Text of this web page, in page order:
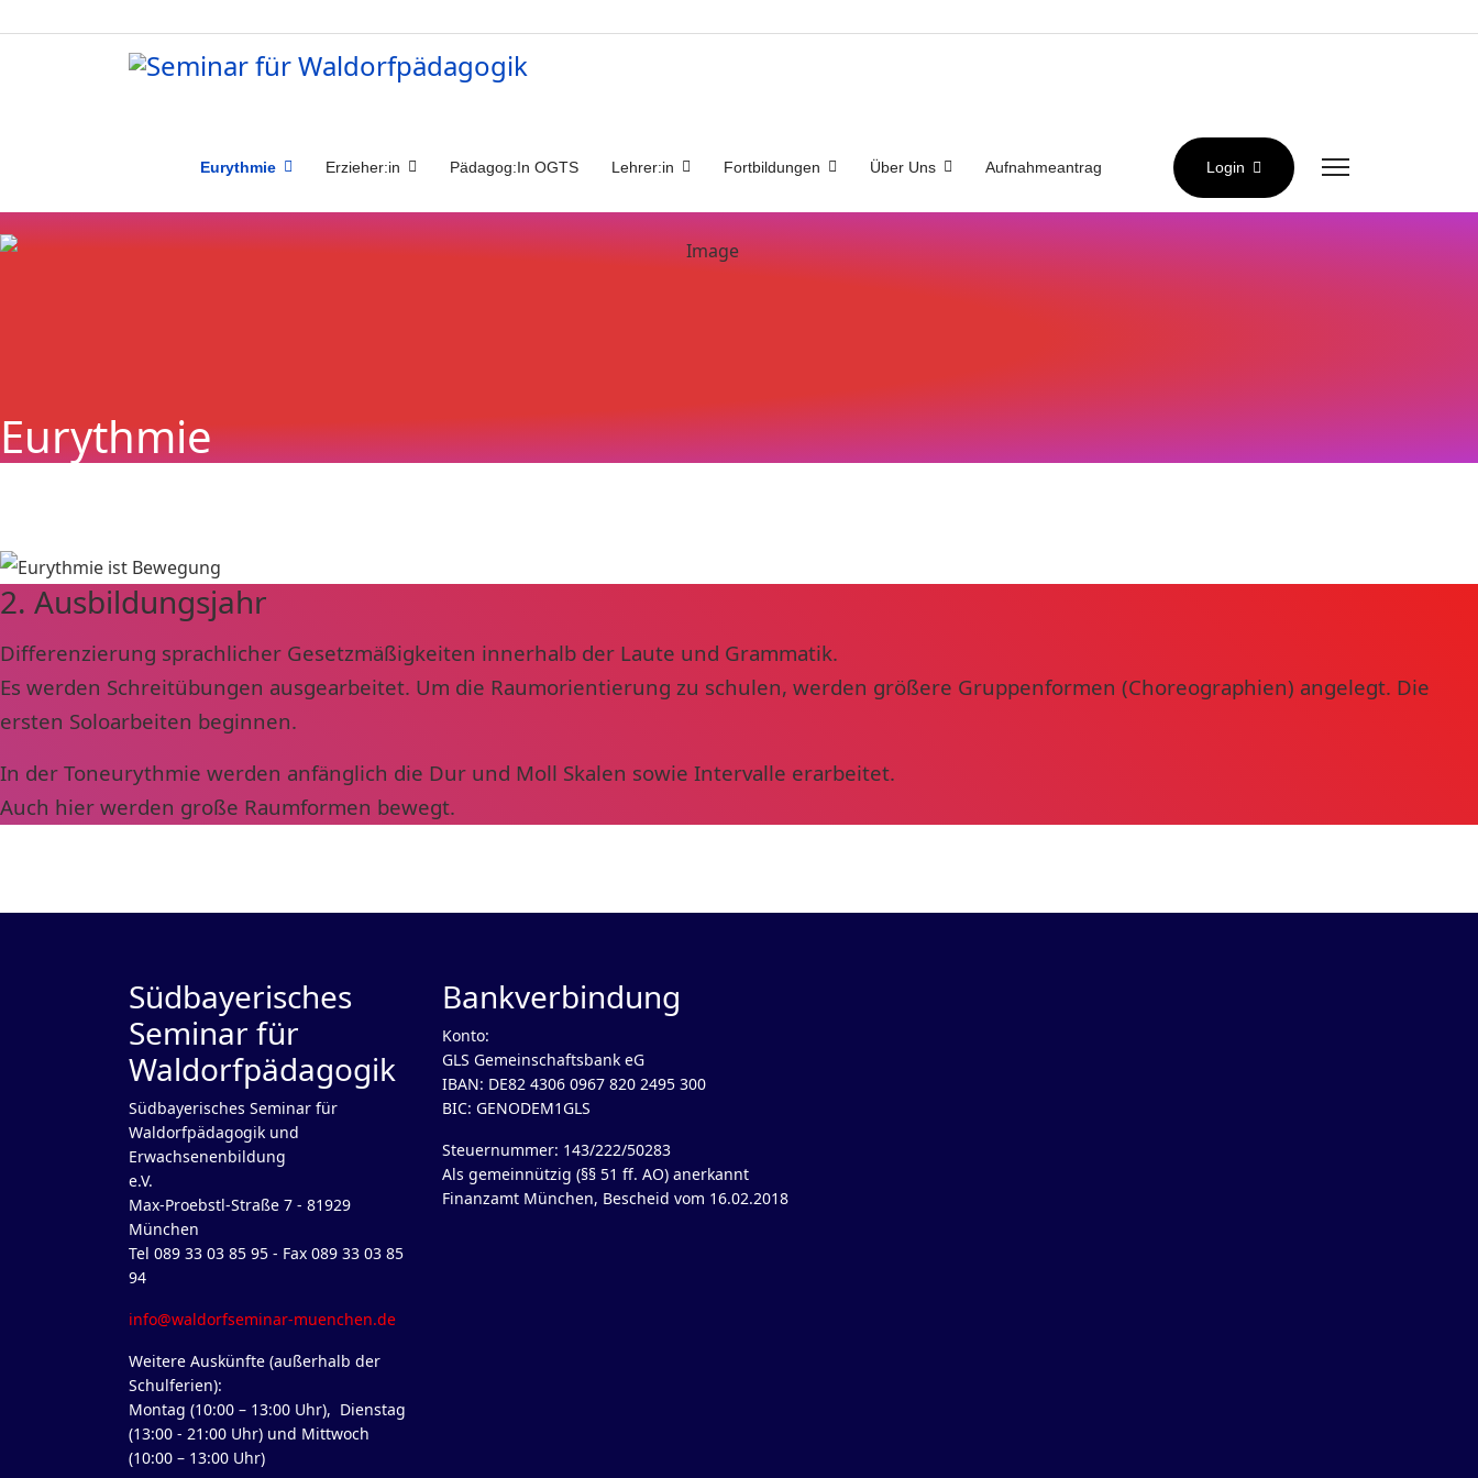
Eurythmie Erzieher:in Pädagog:In OGTS Lehrer:in Fortbildungen Über Uns Aufnahmeantrag Login
Eurythmie
2. Ausbildungsjahr
Differenzierung sprachlicher Gesetzmäßigkeiten innerhalb der Laute und Grammatik.
Es werden Schreitübungen ausgearbeitet. Um die Raumorientierung zu schulen, werden größere Gruppenformen (Choreographien) angelegt. Die
ersten Soloarbeiten beginnen.
In der Toneurythmie werden anfänglich die Dur und Moll Skalen sowie Intervalle erarbeitet.
Auch hier werden große Raumformen bewegt.
Südbayerisches
Seminar für
Waldorfpädagogik
Südbayerisches Seminar für
Waldorfpädagogik und
Erwachsenenbildung
e.V.
Max-Proebstl-Straße 7 - 81929
München
Tel 089 33 03 85 95 - Fax 089 33 03 85
94
info@waldorfseminar-muenchen.de
Weitere Auskünfte (außerhalb der
Schulferien):
Montag (10:00 – 13:00 Uhr), Dienstag
(13:00 - 21:00 Uhr) und Mittwoch
(10:00 – 13:00 Uhr)
Bankverbindung
Konto:
GLS Gemeinschaftsbank eG
IBAN: DE82 4306 0967 820 2495 300
BIC: GENODEM1GLS
Steuernummer: 143/222/50283
Als gemeinnützig (§§ 51 ff. AO) anerkannt
Finanzamt München, Bescheid vom 16.02.2018